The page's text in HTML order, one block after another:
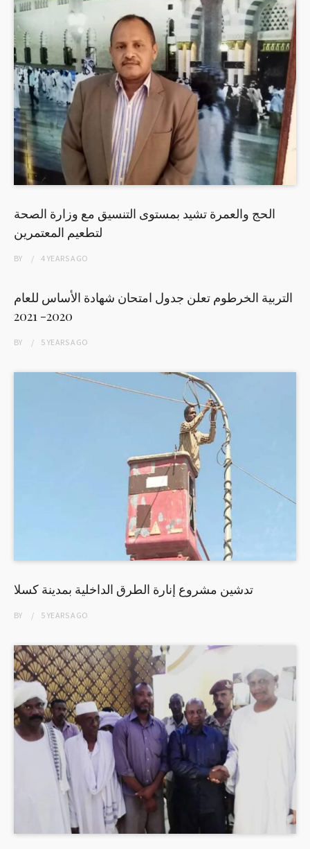
الحج والعمرة تشيد بمستوى التنسيق مع وزارة الصحة
لتطعيم المعتمرين
BY 4 YEARSAGO
التربية الخرطوم تعلن جدول امتحان شهادة الأساس للعام
2020- 2021
BY 5 YEARSAGO
تدشين مشروع إنارة الطرق الداخلية بمدينة كسلا
BY 5 YEARSAGO